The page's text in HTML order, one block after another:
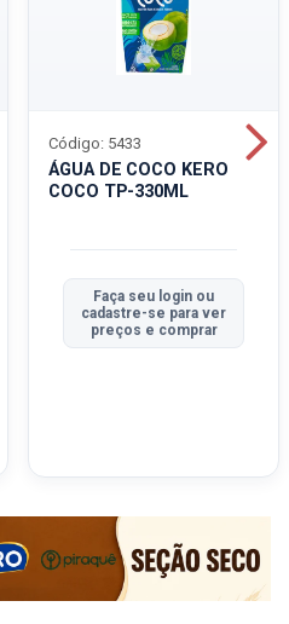
ÁGUA DE COCO KERO
COCO TP-330ML
Código: 5433
Faça seu login ou
cadastre-se para ver
preços e comprar